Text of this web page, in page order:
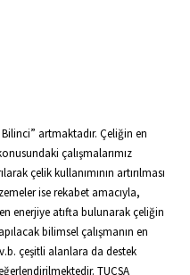
artmaktadır. Çeliğin en
çalışmalarımız
çelik kullanımının artırılması
ise rekabet amacıyla,
enerjiye atıfta bulunarak çeliğin
bilimsel çalışmanın en
çeşitli alanlara da destek
TUCSA